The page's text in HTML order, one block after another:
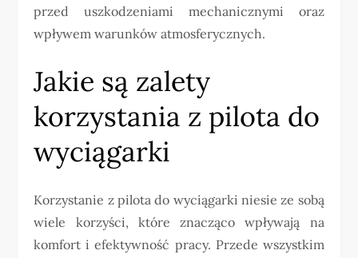
przed uszkodzeniami mechanicznymi oraz
wpływem warunków atmosferycznych.
Jakie są zalety
korzystania z pilota do
wyciągarki
Korzystanie z pilota do wyciągarki niesie ze sobą
wiele korzyści, które znacząco wpływają na
komfort i efektywność pracy. Przede wszystkim